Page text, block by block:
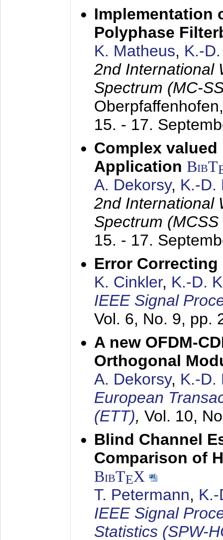
Implementation
Polyphase
K. Matheus, K.-
2nd International
Spectrum (MC-
15. - 17.
Complex valued
Application BibT
A. Dekorsy, K.-D.
2nd International
Spectrum
15. - 17.
Error
K. Cinkler, K.-D.
IEEE Signal
Vol. 6, No. 9, pp.
A new OFDM-
Orthogonal
A. Dekorsy, K.-D.
European
(ETT), Vol. 10,
Blind Channel
Comparison of
BibTEX
T. Petermann,
IEEE Signal
Statistics (SPW-